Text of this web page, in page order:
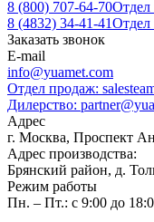
8 (800) 707-64-70Отдел
8 (4832) 34-41-41Отдел
Заказать звонок
E-mail
info@yuamet.com
Отдел продаж:
Дилерство:
Адрес
г. Москва, Проспект
Адрес производства:
Брянский район, д.
Режим работы
Пн. – Пт.: с 9:00 до